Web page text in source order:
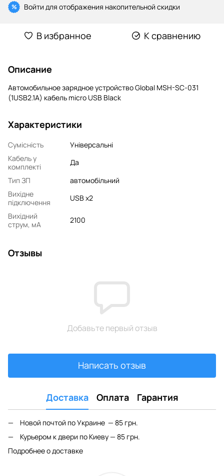
% Войти для отображения накопительной скидки
В избранное К сравнению
Описание
Автомобильное зарядное устройство Global MSH-SC-031
(1USB2.1A) кабель micro USB Black
Характеристики
Сумісність
Універсальні
Кабель у
комплекті
Да
Тип ЗП
автомобільний
Вихідне
підключення
USB x2
Вихідний
струм, мA
2100
Отзывы
Добавьте первый отзыв
Написать отзыв
Доставка Оплата Гарантия
Новой почтой по Украине — 85 грн.
Курьером к двери по Киеву — 85 грн.
Подробнее о доставке